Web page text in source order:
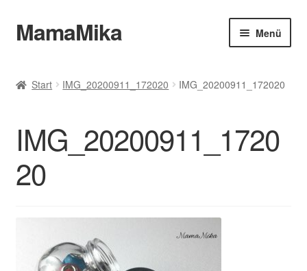
Zur
Navigation
Zum
Inhalt
MamaMika Menü
Datenschutz
Widerruf
Impressum
Start IMG_20200911_172020 IMG_20200911_172020
IMG_20200911_1720
20